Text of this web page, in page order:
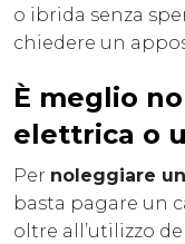
o ibrida senza
chiedere un
È meglio
elettrica o
Per noleggiare
basta pagare un
oltre all’utilizzo